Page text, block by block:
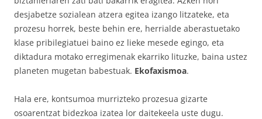
desjabetze sozialean atzera egitea izango litzateke, eta
prozesu horrek, beste behin ere, herrialde aberastuetako
klase pribilegiatuei baino ez lieke mesede egingo, eta
diktadura motako erregimenak ekarriko lituzke, baina ustez
planeten mugetan babestuak. Ekofaxismoa.
Hala ere, kontsumoa murrizteko prozesua gizarte
osoarentzat bidezkoa izatea lor daitekeela uste dugu.